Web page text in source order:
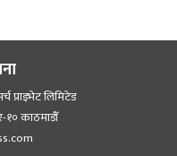
प्राइभेट लिमिटेड
१० काठमाडौँ